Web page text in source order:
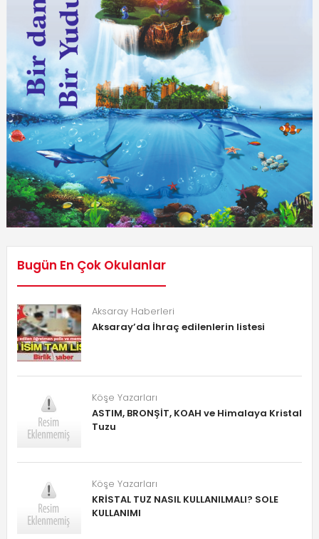
Bugün En Çok Okulanlar
Aksaray Haberleri
Aksaray’da İhraç edilenlerin listesi
Köşe Yazarları
ASTIM, BRONŞİT, KOAH ve Himalaya Kristal
Tuzu
Köşe Yazarları
KRİSTAL TUZ NASIL KULLANILMALI? SOLE
KULLANIMI